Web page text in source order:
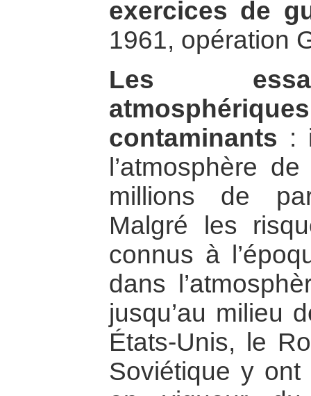
exercices de
1961, opération
Les
contaminants :
l’atmosphère
millions de
Malgré les
connus à
dans
jusqu’au milieu
États-Unis, le
Soviétique y ont